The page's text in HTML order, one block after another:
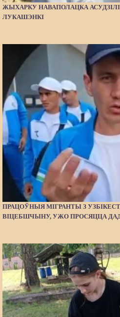
ЖЫХАРКУ НАВАПОЛАЦКА АСУДЗІЛІ
ЛУКАШЭНКІ
ПРАЦОЎНЫЯ МІГРАНТЫ З
ВІЦЕБШЧЫНУ, УЖО ПРОСЯЦЦА